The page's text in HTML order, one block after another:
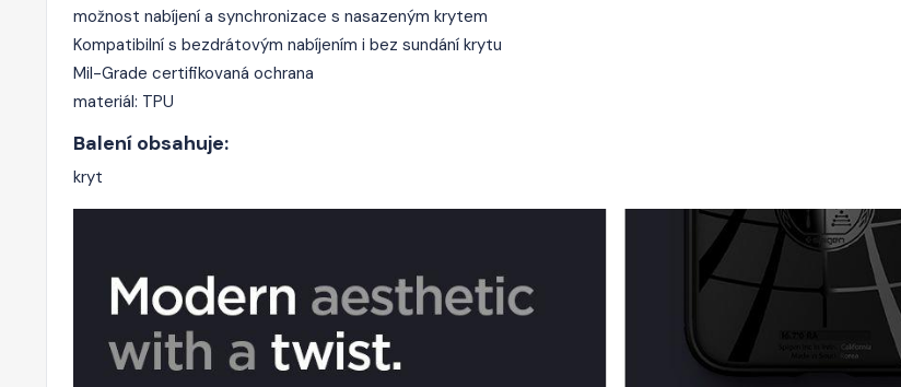
možnost nabíjení a synchronizace s nasazeným krytem
Kompatibilní s bezdrátovým nabíjením i bez sundání krytu
Mil-Grade certifikovaná ochrana
materiál: TPU
Balení obsahuje:
kryt